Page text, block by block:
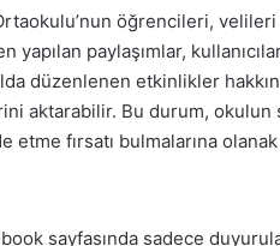
öğrencileri,
paylaşımlar,
düzenlenen etkinlikler
aktarabilir. Bu durum, okulun
fırsatı bulmalarına olanak
sayfasında sadece